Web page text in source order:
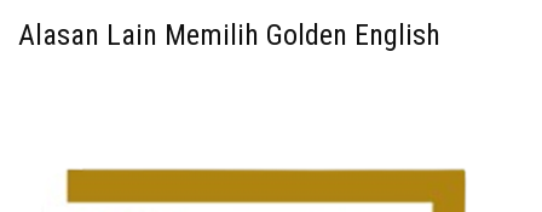
Alasan Lain Memilih Golden English